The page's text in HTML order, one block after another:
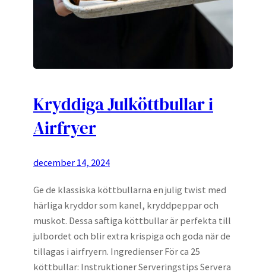
Kryddiga Julköttbullar i
Airfryer
december 14, 2024
Ge de klassiska köttbullarna en julig twist med
härliga kryddor som kanel, kryddpeppar och
muskot. Dessa saftiga köttbullar är perfekta till
julbordet och blir extra krispiga och goda när de
tillagas i airfryern. Ingredienser För ca 25
köttbullar: Instruktioner Serveringstips Servera